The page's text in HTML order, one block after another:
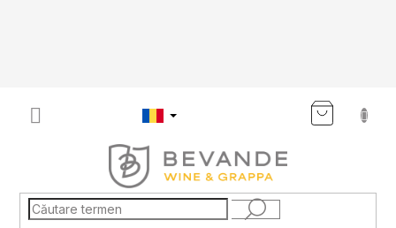
COŞ